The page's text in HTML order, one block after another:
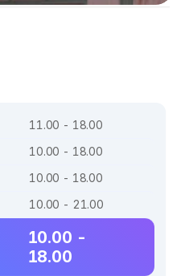
11.00 - 18.00
10.00 - 18.00
10.00 - 18.00
10.00 - 21.00
10.00 -
18.00